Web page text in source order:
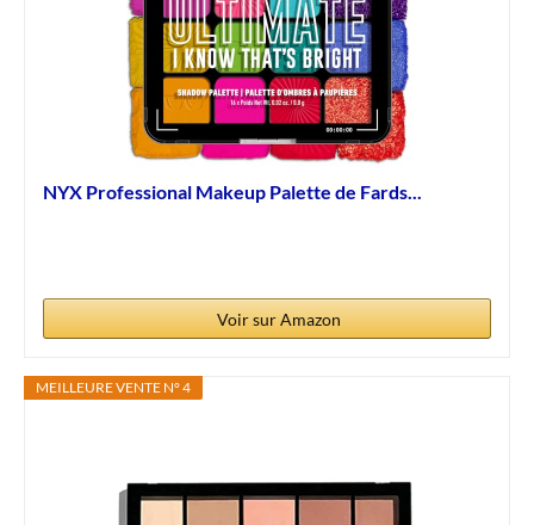
NYX Professional Makeup Palette de Fards...
Voir sur Amazon
MEILLEURE VENTE N° 4